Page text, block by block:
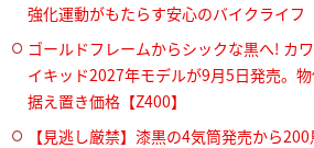
強化運動がもたらす安心のバイクライフ
ゴールドフレームからシックな黒へ! カ
イキッド2027年モデルが9月5日発売。
据え置き価格【Z400】
【見逃し厳禁】漆黒の4気筒発売から